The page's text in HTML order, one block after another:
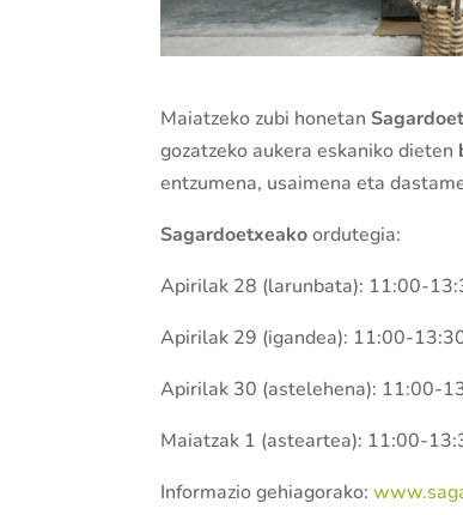
Maiatzeko zubi honetan
gozatzeko aukera eskaniko dieten
entzumena, usaimena eta
Sagardoetxeakoordutegia:
Apirilak 28 (larunbata): 11:00-
Apirilak 29 (igandea): 11:00-
Apirilak 30 (astelehena): 11:00-
Maiatzak 1 (asteartea): 11:00-
Informazio gehiagorako: